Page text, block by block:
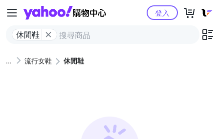
Yahoo購物中心
休閒鞋
登入
流行女鞋 休閒鞋